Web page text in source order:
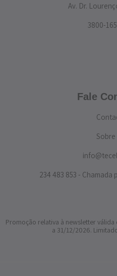
Av. Dr.
3800-
Fale
234 483 853 -
Promoção relativa à newsletter
a 31/12/2026.